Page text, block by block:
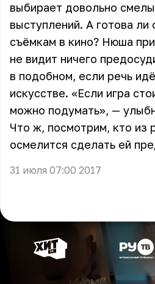
выбирает довольно
выступлений. А готова ли
съёмкам в кино? Нюша
не видит ничего
в подобном, если речь
искусстве. «Если игра
можно подумать», —
Что ж, посмотрим, кто из
осмелится сделать ей
31 июля 07:00 2017